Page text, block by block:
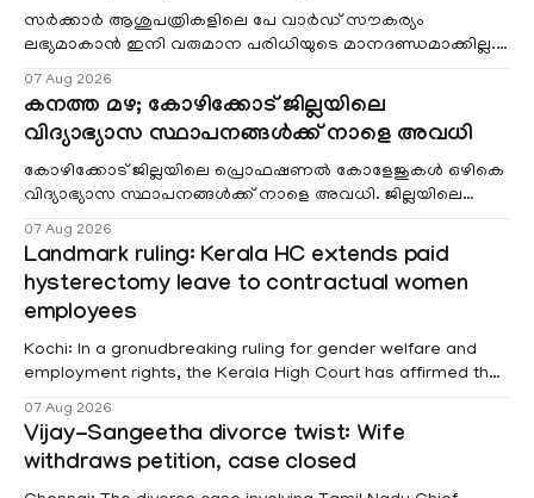
സർക്കാർ ആശുപത്രികളിലെ പേ വാർഡ് സൗകര്യം
ലഭ്യമാകാൻ ഇനി വരുമാന പരിധിയുടെ മാനദണ്ഡമാക്കില്ല.
07 Aug 2026
കനത്ത മഴ; കോഴിക്കോട് ജില്ലയിലെ
വിദ്യാഭ്യാസ സ്ഥാപനങ്ങൾക്ക് നാളെ അവധി
കോഴിക്കോട് ജില്ലയിലെ പ്രൊഫഷണൽ കോളേജുകൾ ഒഴികെ
വിദ്യാഭ്യാസ സ്ഥാപനങ്ങൾക്ക് നാളെ അവധി. ജില്ലയിലെ
07 Aug 2026
Landmark ruling: Kerala HC extends paid
hysterectomy leave to contractual women
employees
Kochi: In a gronudbreaking ruling for gender welfare and
employment rights, the Kerala High Court has affirmed that
projects are eligible for paid medical leave following
hysterectomy surgery under the Kerala Service Rules
(KSR). The court noted that since essential benefits like
maternity
07 Aug 2026
Vijay-Sangeetha divorce twist: Wife
withdraws petition, case closed